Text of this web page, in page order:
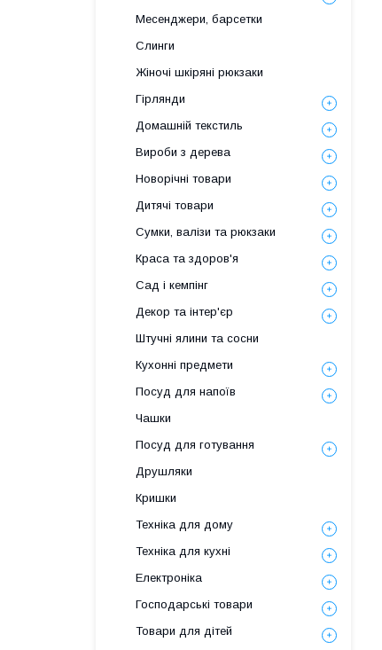
Месенджери, барсетки
Слинги
Жіночі шкіряні рюкзаки
Гірлянди
Домашній текстиль
Вироби з дерева
Новорічні товари
Дитячі товари
Сумки, валізи та рюкзаки
Краса та здоров'я
Сад і кемпінг
Декор та інтер'єр
Штучні ялини та сосни
Кухонні предмети
Посуд для напоїв
Чашки
Посуд для готування
Друшляки
Кришки
Техніка для дому
Техніка для кухні
Електроніка
Господарські товари
Товари для дітей